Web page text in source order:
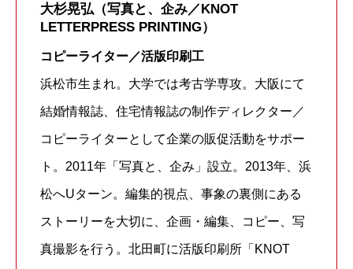
大杉晃弘（写真と、企み／KNOT
LETTERPRESS PRINTING）
コピーライター／活版印刷工
浜松市生まれ。大学では考古学専攻。大阪にて
結婚情報誌、住宅情報誌の制作ディレクター／
コピーライターとして企業の販促活動をサポー
ト。2011年「写真と、企み」設立。2013年、浜
松へUターン。編集的視点、事象の裏側にある
ストーリーを大切に、企画・編集、コピー、写
真撮影を行う。北田町に活版印刷所「KNOT